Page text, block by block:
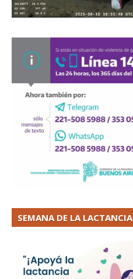
SEMANA DE LA LACTANCIA